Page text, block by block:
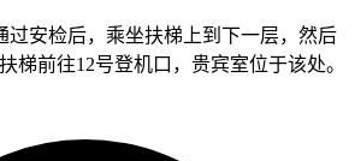
过安检后，乘坐扶梯上到下一层，然后
梯前往12号登机口，贵宾室位于该处。